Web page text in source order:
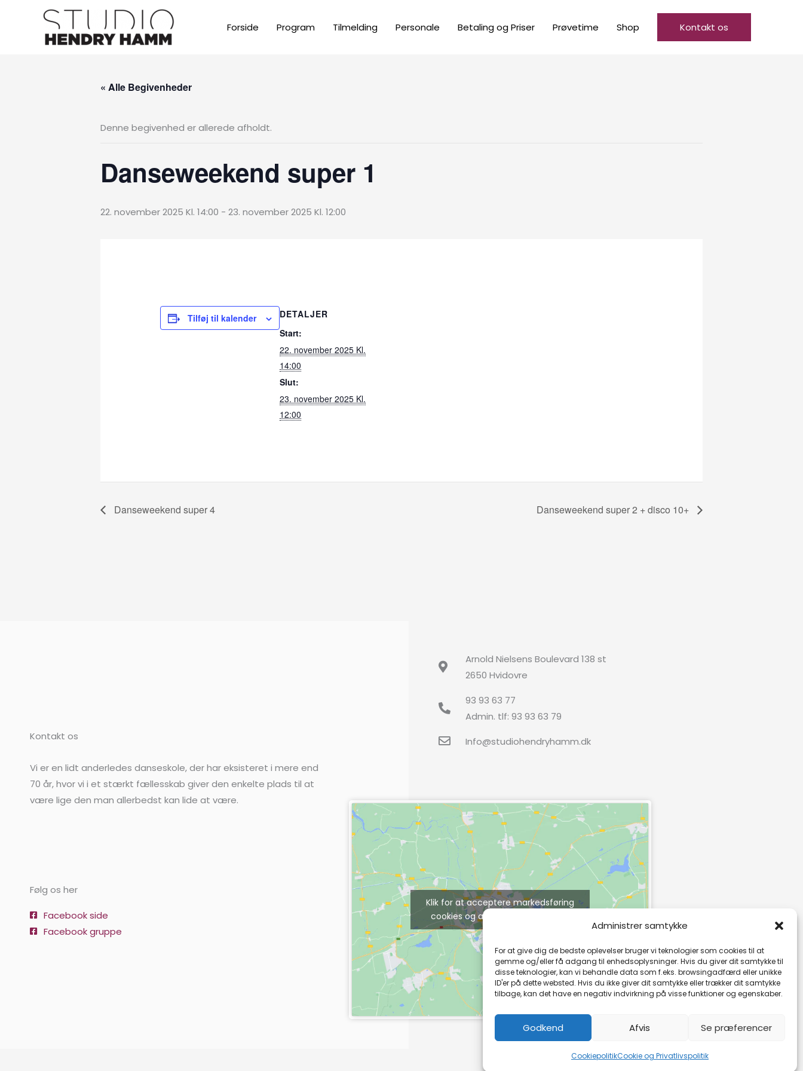
Administrer samtykke
For at give dig de bedste oplevelser bruger vi teknologier som cookies til at
gemme og/eller få adgang til enhedsoplysninger. Hvis du giver dit samtykke til
disse teknologier, kan vi behandle data som f.eks. browsingadfærd eller unikke
ID'er på dette websted. Hvis du ikke giver dit samtykke eller trækker dit samtykke
tilbage, kan det have en negativ indvirkning på visse funktioner og egenskaber.
Godkend Afvis Se præferencer
CookiepolitikCookie og Privatlivspolitik
Forside Program Tilmelding Personale Betaling og Priser Prøvetime Shop Kontakt os
« Alle Begivenheder
Denne begivenhed er allerede afholdt.
Danseweekend super 1
22. november 2025 Kl. 14:00 - 23. november 2025 Kl. 12:00
Tilføj til kalender
DETALJER
Start:
22. november 2025 Kl.
14:00
Slut:
23. november 2025 Kl.
12:00
Danseweekend super 4 Danseweekend super 2 + disco 10+
Kontakt os
Vi er en lidt anderledes danseskole, der har eksisteret i mere end
70 år, hvor vi i et stærkt fællesskab giver den enkelte plads til at
være lige den man allerbedst kan lide at være.
Følg os her
Facebook side
Facebook gruppe
Arnold Nielsens Boulevard 138 st
2650 Hvidovre
93 93 63 77
Admin. tlf: 93 93 63 79
Info@studiohendryhamm.dk
Klik for at acceptere markedsføring
cookies og aktivere dette indhold